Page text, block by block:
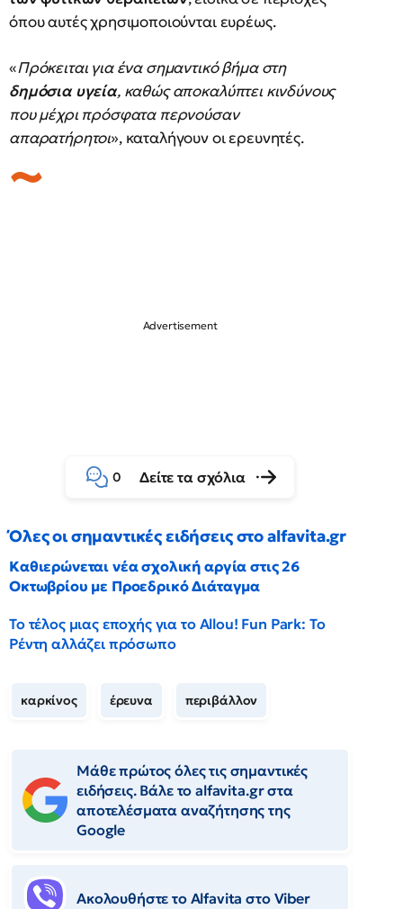
όπου αυτές χρησιμοποιούνται ευρέως.
«Πρόκειται για ένα σημαντικό βήμα στη
δημόσια υγεία, καθώς αποκαλύπτει κινδύνους
που μέχρι πρόσφατα περνούσαν
απαρατήρητοι», καταλήγουν οι ερευνητές.
0 Δείτε τα σχόλια
Όλες οι σημαντικές ειδήσεις στο alfavita.gr
Καθιερώνεται νέα σχολική αργία στις 26
Οκτωβρίου με Προεδρικό Διάταγμα
Το τέλος μιας εποχής για το Allou! Fun Park: Το
Ρέντη αλλάζει πρόσωπο
καρκίνος έρευνα περιβάλλον
Μάθε πρώτος όλες τις σημαντικές
ειδήσεις. Βάλε το alfavita.gr στα
αποτελέσματα αναζήτησης της
Google
Ακολουθήστε το Αlfavita στο Viber